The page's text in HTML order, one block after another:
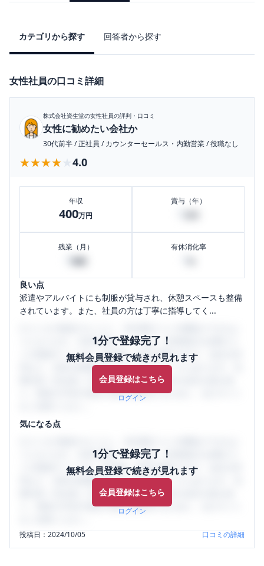
カテゴリから探す 回答者から探す
女性社員の口コミ詳細
株式会社資生堂の女性社員の評判・口コミ
女性に勧めたい会社か
30代前半/正社員 /カウンターセールス・内勤営業/役職なし
★★★★★
★★★★★ 4.0
年収
400万円
賞与（年）
残業（月） 有休消化率
良い点
派遣やアルバイトにも制服が貸与され、休憩スペースも整備
されています。また、社員の方は丁寧に指導してく...
1分で登録完了！
無料会員登録で続きが見れます
会員登録はこちら
ログイン
うになります。SHEHUB(シーハブ)は、女性限定の企業口コ
ミの投稿サイトです。給与面・女性の働きやすさ・会社の評
判など、女性の転職は気にすべき点がたくさんあります。先
輩社員（元社員）の口コミを通して、本当の会社の姿を知
り、将来の不安や現在の悩みを解消するために、ぜひサイト
気になる点
1分で登録完了！
無料会員登録で続きが見れます
会員登録はこちら
ログイン
うになります。SHEHUB(シーハブ)は、女性限定の企業口コ
ミの投稿サイトです。給与面・女性の働きやすさ・会社の評
判など、女性の転職は気にすべき点がたくさんあります。先
輩社員（元社員）の口コミを通して、本当の会社の姿を知
り、将来の不安や現在の悩みを解消するために、ぜひサイト
投稿日：2024/10/05 口コミの詳細